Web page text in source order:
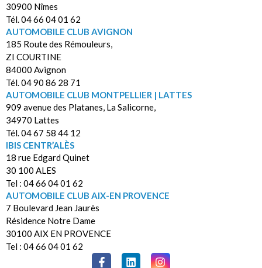
30900 Nîmes
Tél. 04 66 04 01 62
AUTOMOBILE CLUB AVIGNON
185 Route des Rémouleurs,
ZI COURTINE
84000 Avignon
Tél. 04 90 86 28 71
AUTOMOBILE CLUB MONTPELLIER | LATTES
909 avenue des Platanes, La Salicorne,
34970 Lattes
Tél. 04 67 58 44 12
IBIS CENTR’ALÈS
18 rue Edgard Quinet
30 100 ALES
Tel : 04 66 04 01 62
AUTOMOBILE CLUB AIX-EN PROVENCE
7 Boulevard Jean Jaurès
Résidence Notre Dame
30100 AIX EN PROVENCE
Tel : 04 66 04 01 62